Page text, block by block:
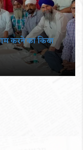
करने का किया